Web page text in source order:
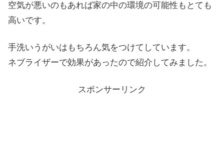
空気が悪いのもあれば家の中の環境の可能性もとても
高いです。
手洗いうがいはもちろん気をつけてしています。
ネブライザーで効果があったので紹介してみました。
スポンサーリンク